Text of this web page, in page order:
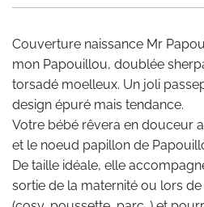
Couverture naissance Mr
mon Papouillou, doublée
torsadé moelleux. Un joli
design épuré mais tendance.
Votre bébé rêvera en douceur
et le noeud papillon de
De taille idéale, elle
sortie de la maternité ou lors